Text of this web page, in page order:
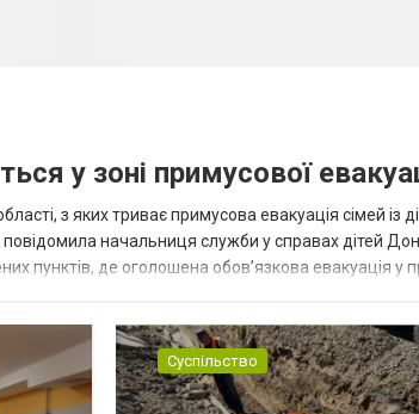
у зоні примусової
з яких триває примусова евакуація сімей
повідомила начальниця служби у справах дітей
пунктів, де оголошена обов’язкова евакуація
Суспільство